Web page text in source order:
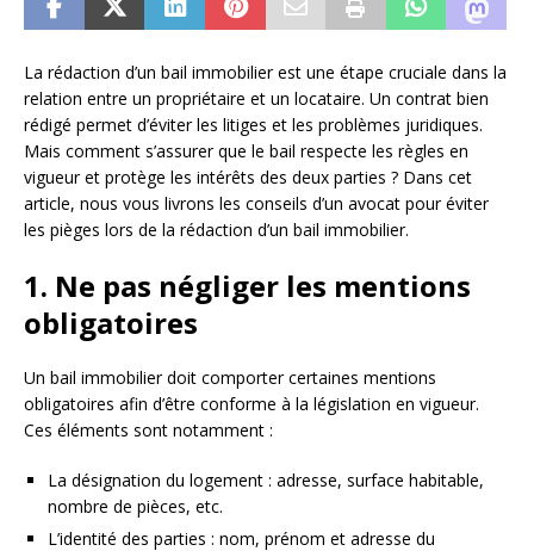
La rédaction d’un bail immobilier est une étape cruciale dans la
relation entre un propriétaire et un locataire. Un contrat bien
rédigé permet d’éviter les litiges et les problèmes juridiques.
Mais comment s’assurer que le bail respecte les règles en
vigueur et protège les intérêts des deux parties ? Dans cet
article, nous vous livrons les conseils d’un avocat pour éviter
les pièges lors de la rédaction d’un bail immobilier.
1. Ne pas négliger les mentions
obligatoires
Un bail immobilier doit comporter certaines mentions
obligatoires afin d’être conforme à la législation en vigueur.
Ces éléments sont notamment :
La désignation du logement : adresse, surface habitable,
nombre de pièces, etc.
L’identité des parties : nom, prénom et adresse du